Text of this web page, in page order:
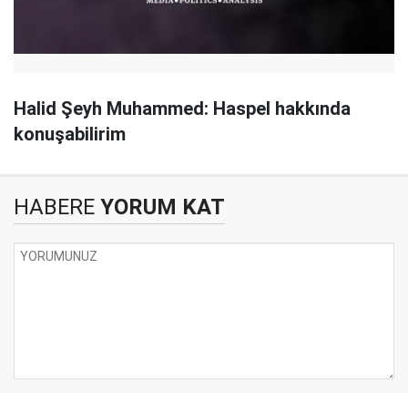
Halid Şeyh Muhammed: Haspel hakkında
konuşabilirim
HABERE YORUM KAT